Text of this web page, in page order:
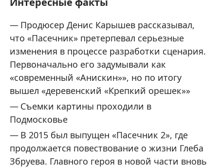
Продюсер Денис Карышев рассказывал,
что «Пасечник» претерпевал серьезные
изменения в процессе разработки сценария.
Первоначально его задумывали как
«современный «Анискин»», но по итогу
вышел «деревенский «Крепкий орешек»»
Съемки картины проходили в
Подмосковье
В 2015 был выпущен «Пасечник 2», где
продолжается повествование о жизни Глеба
Збруева. Главного героя в новой части вновь